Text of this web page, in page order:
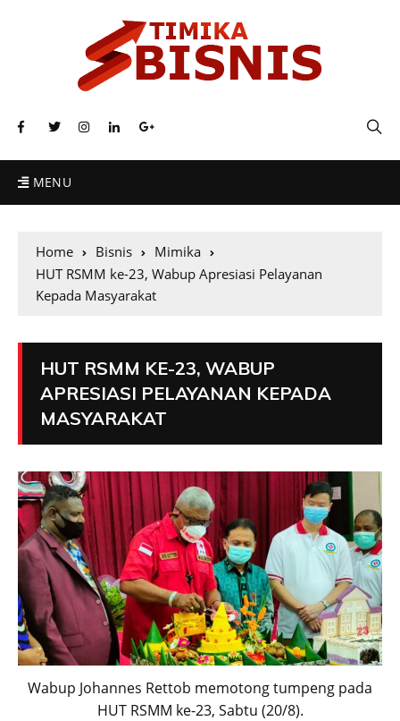
MENU
Home Bisnis
Mimika
HUT RSMM ke-23, Wabup Apresiasi Pelayanan
Kepada Masyarakat
HUT RSMM KE-23, WABUP
APRESIASI PELAYANAN KEPADA
MASYARAKAT
Wabup Johannes Rettob memotong tumpeng pada
HUT RSMM ke-23, Sabtu (20/8).